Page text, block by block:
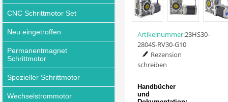
CNC Schrittmotor Set
Neu eingetroffen
Permanentmagnet
Schrittmotor
Spezieller Schrittmotor
Wechselstrommotor
Artikelnummer:23HS30-
2804S-RV30-G10
Rezension
schreiben
Handbücher
und